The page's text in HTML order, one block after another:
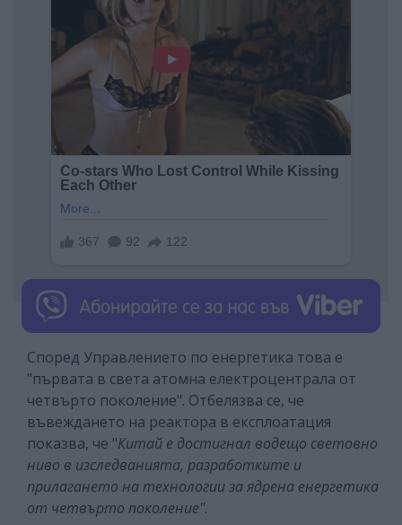
Според Управлението по енергетика това е
"първата в света атомна електроцентрала от
четвърто поколение". Отбелязва се, че
въвеждането на реактора в експлоатация
показва, че "Китай е достигнал водещо световно
ниво в изследванията, разработките и
прилагането на технологии за ядрена енергетика
от четвърто поколение".